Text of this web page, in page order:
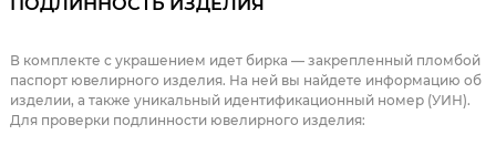
В комплекте с украшением идет бирка — закрепленный пломбой
паспорт ювелирного изделия. На ней вы найдете информацию об
изделии, а также уникальный идентификационный номер (УИН).
Для проверки подлинности ювелирного изделия: